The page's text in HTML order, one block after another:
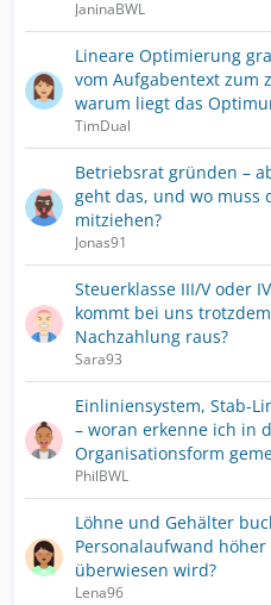
JaninaBWL
Lineare Optimierung
vom Aufgabentext zum
warum liegt das
TimDual
Betriebsrat gründen –
geht das, und wo muss
mitziehen?
Jonas91
Steuerklasse III/V oder
kommt bei uns
Nachzahlung raus?
Sara93
Einliniensystem, Stab-
– woran erkenne ich in
Organisationsform
PhilBWL
Löhne und Gehälter
Personalaufwand
überwiesen wird?
Lena96